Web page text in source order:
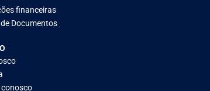
financeiras
Documentos